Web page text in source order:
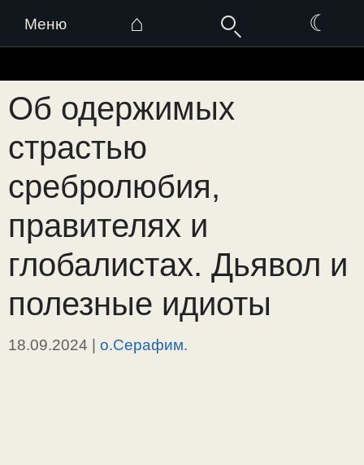
Меню ⌂ ☾
к
содержимому
Об одержимых
страстью
сребролюбия,
правителях и
глобалистах. Дьявол и
полезные идиоты
18.09.2024 | о.Серафим.